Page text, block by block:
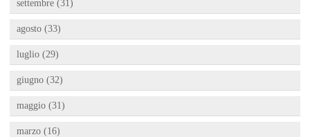
settembre (31)
agosto (33)
luglio (29)
giugno (32)
maggio (31)
marzo (16)